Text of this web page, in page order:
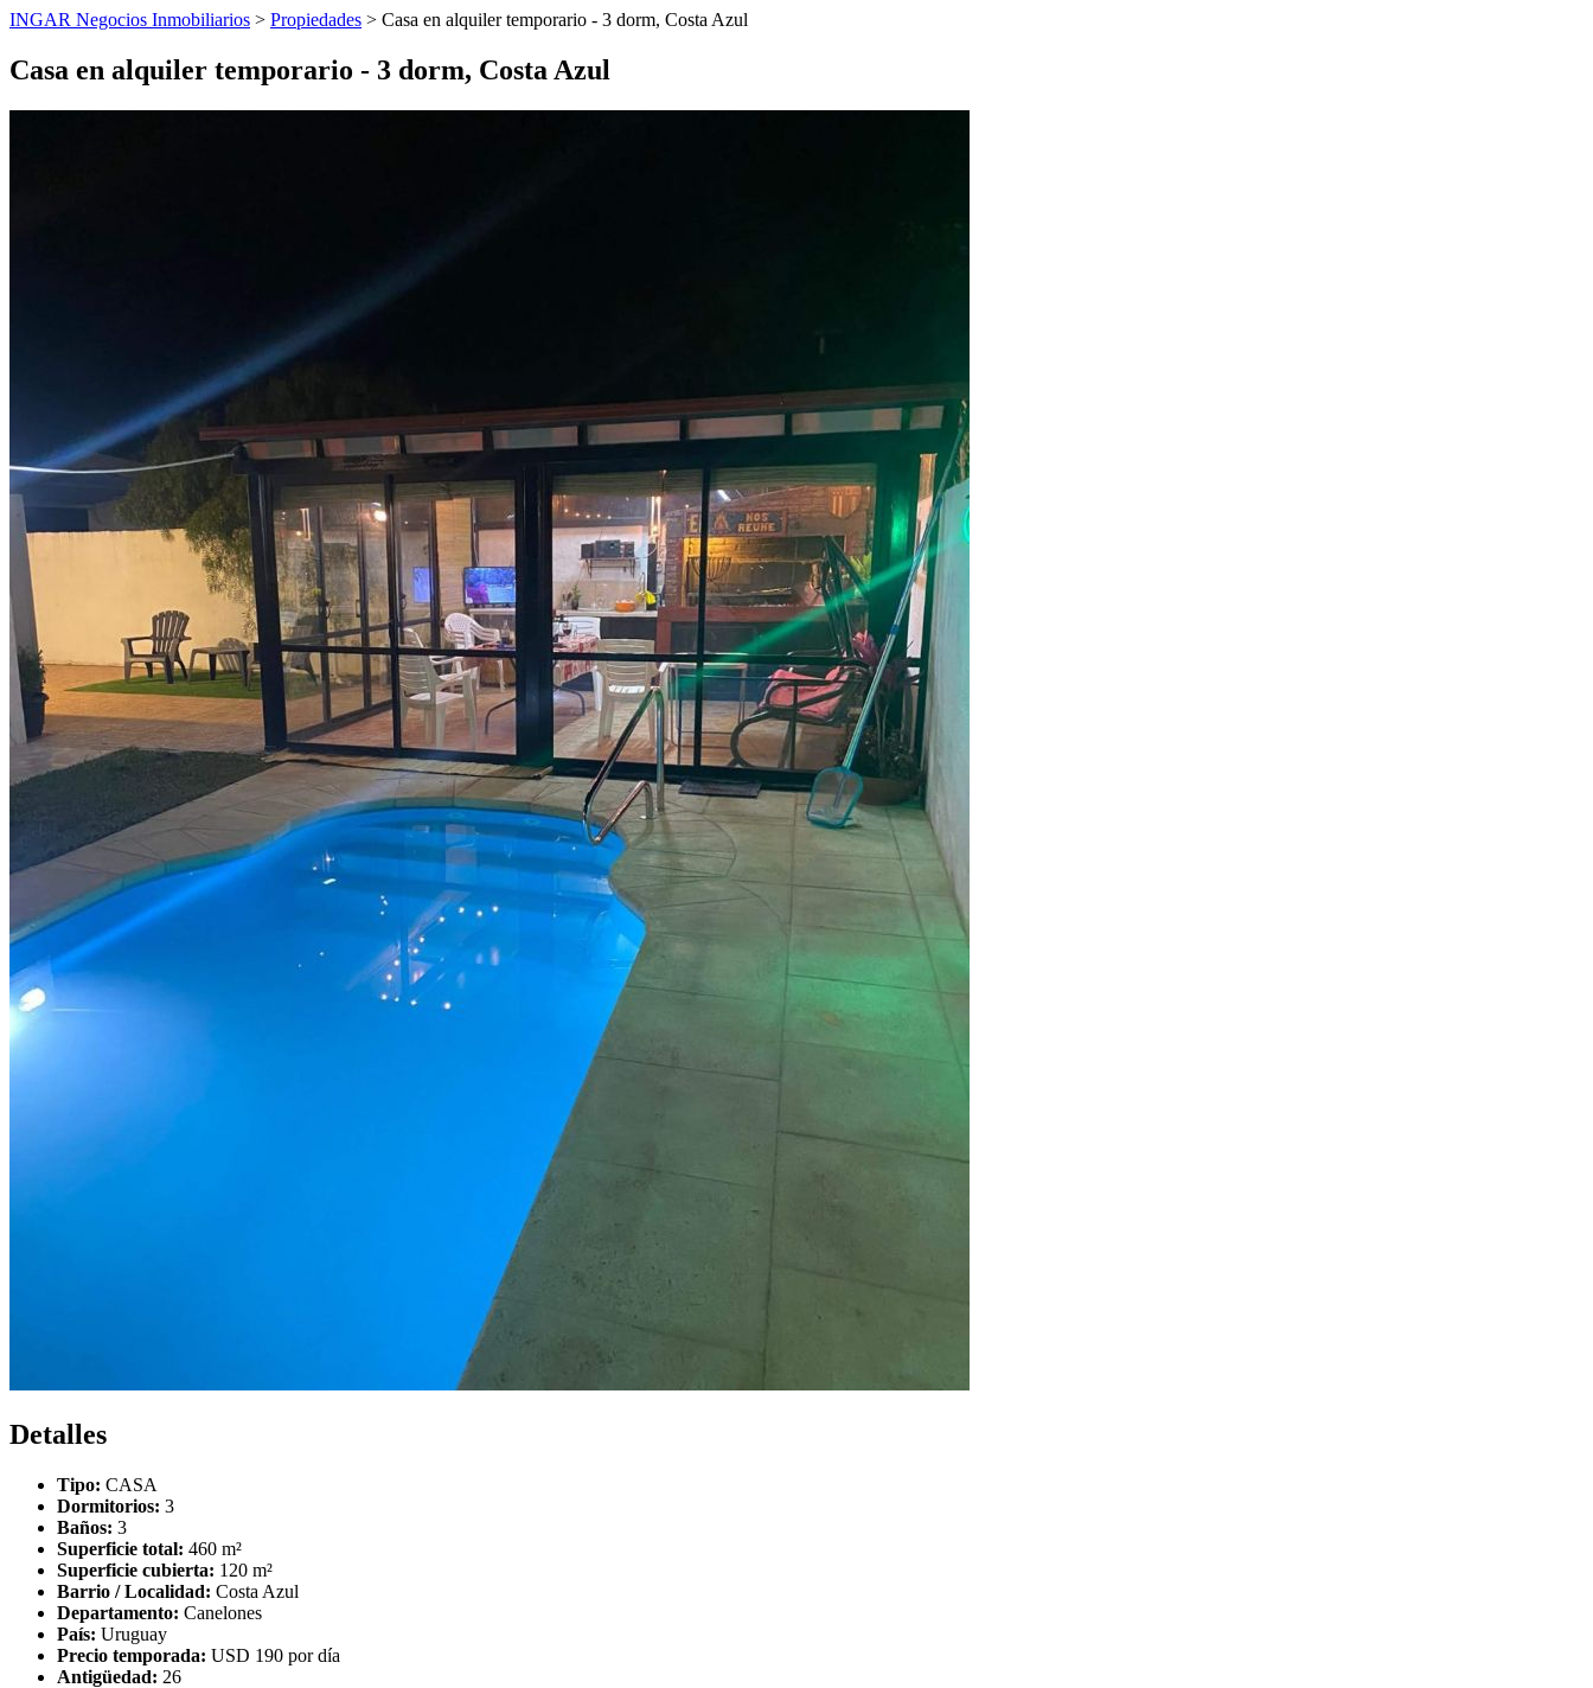
INGAR Negocios Inmobiliarios > Propiedades > Casa en alquiler temporario - 3 dorm, Costa Azul
Casa en alquiler temporario - 3 dorm, Costa Azul
Detalles
Tipo: CASA
Dormitorios: 3
Baños: 3
Superficie total: 460 m²
Superficie cubierta: 120 m²
Barrio / Localidad: Costa Azul
Departamento: Canelones
País: Uruguay
Precio temporada: USD 190 por día
Antigüedad: 26